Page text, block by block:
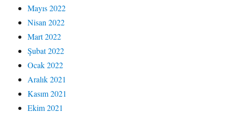
Mayıs 2022
Nisan 2022
Mart 2022
Şubat 2022
Ocak 2022
Aralık 2021
Kasım 2021
Ekim 2021